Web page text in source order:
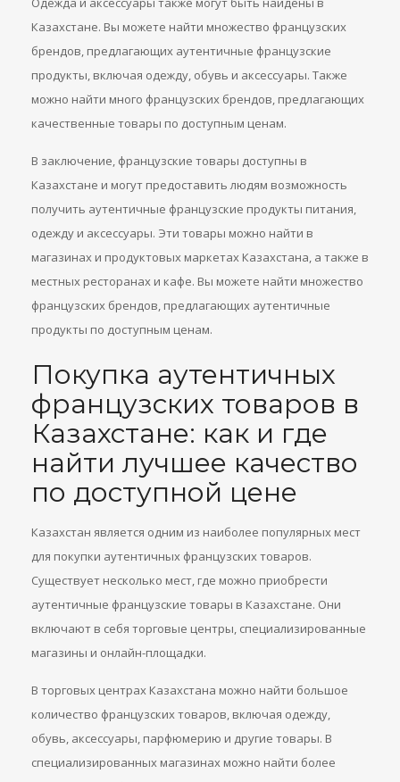
Казахстане. Вы можете найти множество французских
брендов, предлагающих аутентичные французские
продукты, включая одежду, обувь и аксессуары. Также
можно найти много французских брендов, предлагающих
качественные товары по доступным ценам.
В заключение, французские товары доступны в
Казахстане и могут предоставить людям возможность
получить аутентичные французские продукты питания,
одежду и аксессуары. Эти товары можно найти в
магазинах и продуктовых маркетах Казахстана, а также в
местных ресторанах и кафе. Вы можете найти множество
французских брендов, предлагающих аутентичные
продукты по доступным ценам.
Покупка аутентичных
французских товаров в
Казахстане: как и где
найти лучшее качество
по доступной цене
Казахстан является одним из наиболее популярных мест
для покупки аутентичных французских товаров.
Существует несколько мест, где можно приобрести
аутентичные французские товары в Казахстане. Они
включают в себя торговые центры, специализированные
магазины и онлайн-площадки.
В торговых центрах Казахстана можно найти большое
количество французских товаров, включая одежду,
обувь, аксессуары, парфюмерию и другие товары. В
специализированных магазинах можно найти более